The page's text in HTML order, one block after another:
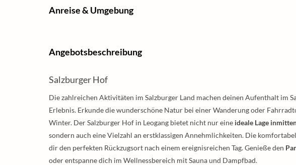
Anreise & Umgebung
Angebotsbeschreibung
Salzburger Hof
Die zahlreichen Aktivitäten im Salzburger Land machen deinen Aufenthalt im
Erlebnis. Erkunde die wunderschöne Natur bei einer Wanderung oder
Winter. Der Salzburger Hof in Leogang bietet nicht nur eine ideale Lage
sondern auch eine Vielzahl an erstklassigen Annehmlichkeiten. Die
dir den perfekten Rückzugsort nach einem ereignisreichen Tag. Genieße den
oder entspanne dich im Wellnessbereich mit Sauna und Dampfbad.